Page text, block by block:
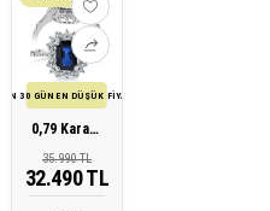
SON 30 GÜN EN DÜŞÜK FİYATI
0,79 Karat Pırlanta Safir Yüzük
35.990 TL
32.490 TL